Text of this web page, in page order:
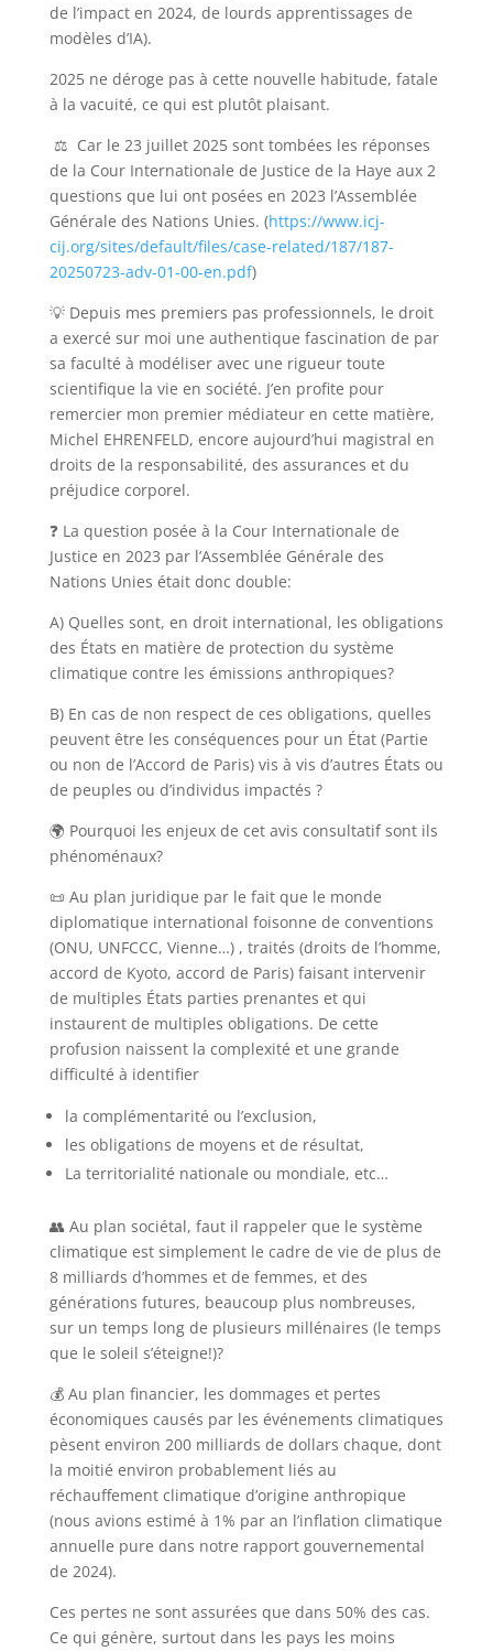
de l’impact en 2024, de lourds apprentissages de
modèles d’IA).
2025 ne déroge pas à cette nouvelle habitude, fatale
à la vacuité, ce qui est plutôt plaisant.
⚖️ Car le 23 juillet 2025 sont tombées les réponses
de la Cour Internationale de Justice de la Haye aux 2
questions que lui ont posées en 2023 l’Assemblée
Générale des Nations Unies. (https://www.icj-
cij.org/sites/default/files/case-related/187/187-
20250723-adv-01-00-en.pdf)
💡 Depuis mes premiers pas professionnels, le droit
a exercé sur moi une authentique fascination de par
sa faculté à modéliser avec une rigueur toute
scientifique la vie en société. J’en profite pour
remercier mon premier médiateur en cette matière,
Michel EHRENFELD, encore aujourd’hui magistral en
droits de la responsabilité, des assurances et du
préjudice corporel.
❓ La question posée à la Cour Internationale de
Justice en 2023 par l’Assemblée Générale des
Nations Unies était donc double:
A) Quelles sont, en droit international, les obligations
des États en matière de protection du système
climatique contre les émissions anthropiques?
B) En cas de non respect de ces obligations, quelles
peuvent être les conséquences pour un État (Partie
ou non de l’Accord de Paris) vis à vis d’autres États ou
de peuples ou d’individus impactés ?
🌍 Pourquoi les enjeux de cet avis consultatif sont ils
phénoménaux?
📜 Au plan juridique par le fait que le monde
diplomatique international foisonne de conventions
(ONU, UNFCCC, Vienne…) , traités (droits de l’homme,
accord de Kyoto, accord de Paris) faisant intervenir
de multiples États parties prenantes et qui
instaurent de multiples obligations. De cette
profusion naissent la complexité et une grande
difficulté à identifier
la complémentarité ou l’exclusion,
les obligations de moyens et de résultat,
La territorialité nationale ou mondiale, etc…
👥 Au plan sociétal, faut il rappeler que le système
climatique est simplement le cadre de vie de plus de
8 milliards d’hommes et de femmes, et des
générations futures, beaucoup plus nombreuses,
sur un temps long de plusieurs millénaires (le temps
que le soleil s’éteigne!)?
💰 Au plan financier, les dommages et pertes
économiques causés par les événements climatiques
pèsent environ 200 milliards de dollars chaque, dont
la moitié environ probablement liés au
réchauffement climatique d’origine anthropique
(nous avions estimé à 1% par an l’inflation climatique
annuelle pure dans notre rapport gouvernemental
de 2024).
Ces pertes ne sont assurées que dans 50% des cas.
Ce qui génère, surtout dans les pays les moins